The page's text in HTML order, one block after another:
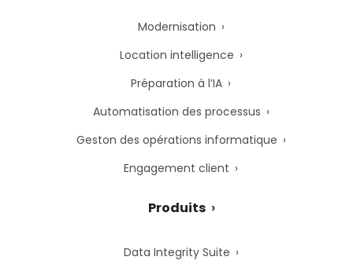
Modernisation
Location intelligence
Préparation à l’IA
Automatisation des processus
Geston des opérations informatique
Engagement client
Produits
Data Integrity Suite